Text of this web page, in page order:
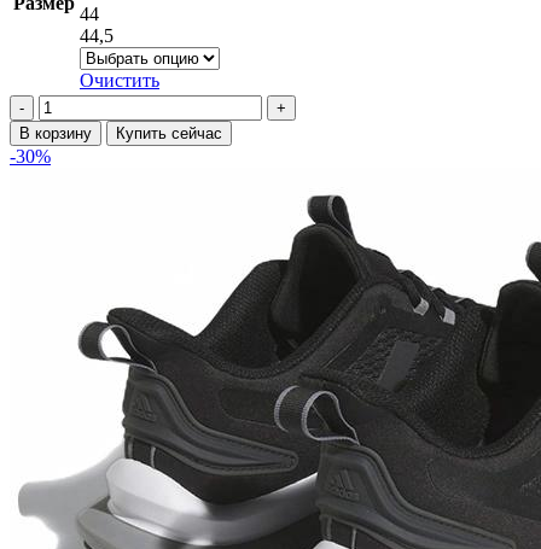
выбрать
на
странице
товара.
44
44,5
Очистить
Количество
товара
Кроссовки
Nike
В корзину Купить сейчас
-30%